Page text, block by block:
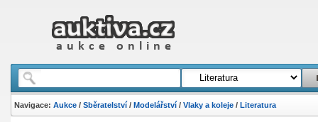
Navigace: Aukce/ Sběratelství/ Modelářství/ Vlaky a koleje/ Literatura